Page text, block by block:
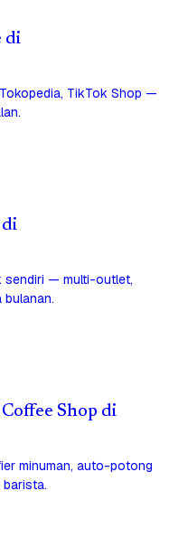
di
TikTok Shop —
di
sendiri — multi-outlet,
bulanan.
Shop di
minuman, auto-potong